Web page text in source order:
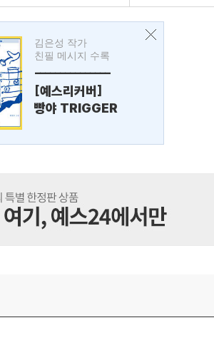
김은성 작가
친필 메시지 수록
---------------
[예스리커버]
빵야 TRIGGER